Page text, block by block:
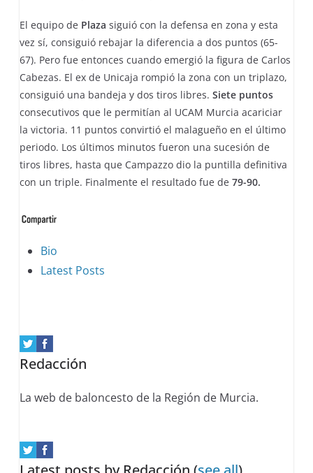
El equipo de Plaza siguió con la defensa en zona y esta
vez sí, consiguió rebajar la diferencia a dos puntos (65-
67). Pero fue entonces cuando emergió la figura de Carlos
Cabezas. El ex de Unicaja rompió la zona con un triplazo,
consiguió una bandeja y dos tiros libres.Siete puntos
consecutivos que le permitían al UCAM Murcia acariciar
la victoria. 11 puntos convirtió el malagueño en el último
periodo. Los últimos minutos fueron una sucesión de
tiros libres, hasta que Campazzo dio la puntilla definitiva
con un triple. Finalmente el resultado fue de79-90.
The
following
content
below.
Bio
Latest Posts
Redacción
La web de baloncesto de la Región de Murcia.